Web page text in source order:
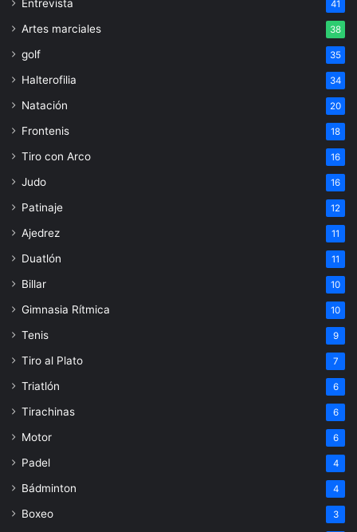
Entrevista 41
Artes marciales 38
golf 35
Halterofilia 34
Natación 20
Frontenis 18
Tiro con Arco 16
Judo 16
Patinaje 12
Ajedrez 11
Duatlón 11
Billar 10
Gimnasia Rítmica 10
Tenis 9
Tiro al Plato 7
Triatlón 6
Tirachinas 6
Motor 6
Padel 4
Bádminton 4
Boxeo 3